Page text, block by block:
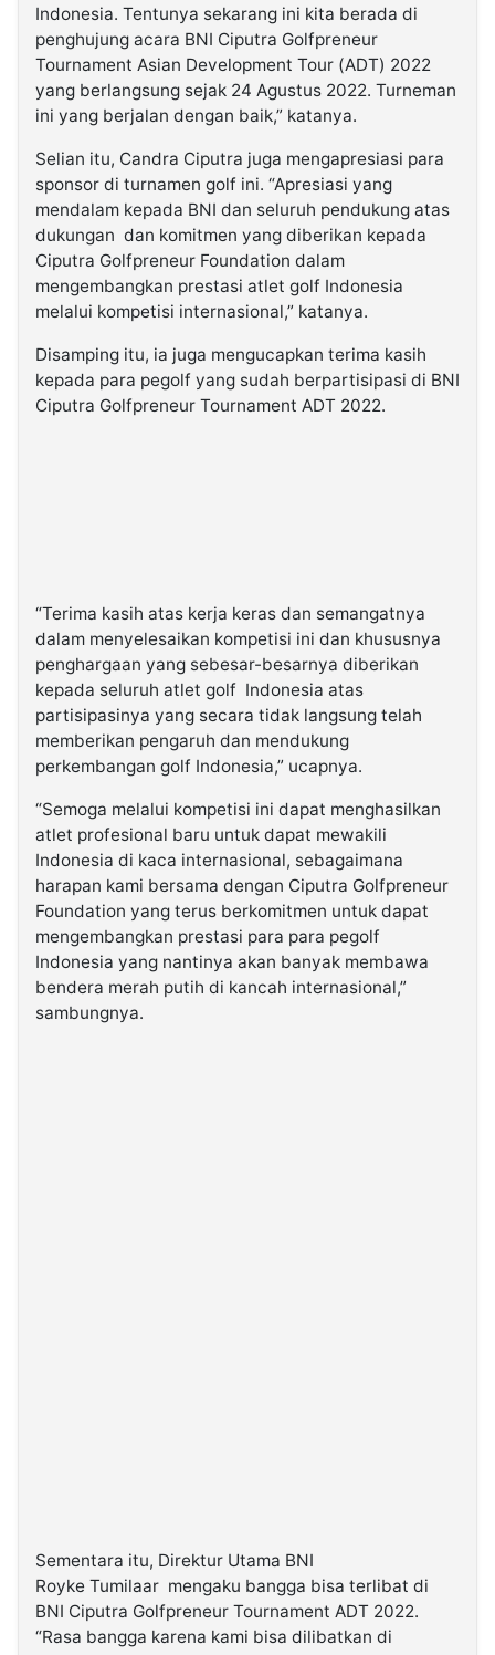
Indonesia. Tentunya sekarang ini kita berada di
penghujung acara BNI Ciputra Golfpreneur
Tournament Asian Development Tour (ADT) 2022
yang berlangsung sejak 24 Agustus 2022. Turneman
ini yang berjalan dengan baik,” katanya.
Selian itu, Candra Ciputra juga mengapresiasi para
sponsor di turnamen golf ini. “Apresiasi yang
mendalam kepada BNI dan seluruh pendukung atas
dukungan dan komitmen yang diberikan kepada
Ciputra Golfpreneur Foundation dalam
mengembangkan prestasi atlet golf Indonesia
melalui kompetisi internasional,” katanya.
Disamping itu, ia juga mengucapkan terima kasih
kepada para pegolf yang sudah berpartisipasi di BNI
Ciputra Golfpreneur Tournament ADT 2022.
“Terima kasih atas kerja keras dan semangatnya
dalam menyelesaikan kompetisi ini dan khususnya
penghargaan yang sebesar-besarnya diberikan
kepada seluruh atlet golf Indonesia atas
partisipasinya yang secara tidak langsung telah
memberikan pengaruh dan mendukung
perkembangan golf Indonesia,” ucapnya.
“Semoga melalui kompetisi ini dapat menghasilkan
atlet profesional baru untuk dapat mewakili
Indonesia di kaca internasional, sebagaimana
harapan kami bersama dengan Ciputra Golfpreneur
Foundation yang terus berkomitmen untuk dapat
mengembangkan prestasi para para pegolf
Indonesia yang nantinya akan banyak membawa
bendera merah putih di kancah internasional,”
sambungnya.
Sementara itu, Direktur Utama BNI
Royke Tumilaar mengaku bangga bisa terlibat di
BNI Ciputra Golfpreneur Tournament ADT 2022.
“Rasa bangga karena kami bisa dilibatkan di